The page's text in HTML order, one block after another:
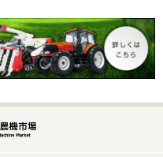
して、くれました。
た、有難うございまし